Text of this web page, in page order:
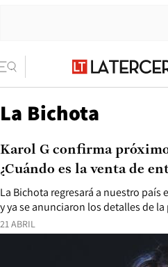
La Bichota
21 ABRIL
La Bichota regresará a nuestro país
y ya se anunciaron los detalles de la
Karol G confirma
¿Cuándo es la venta de